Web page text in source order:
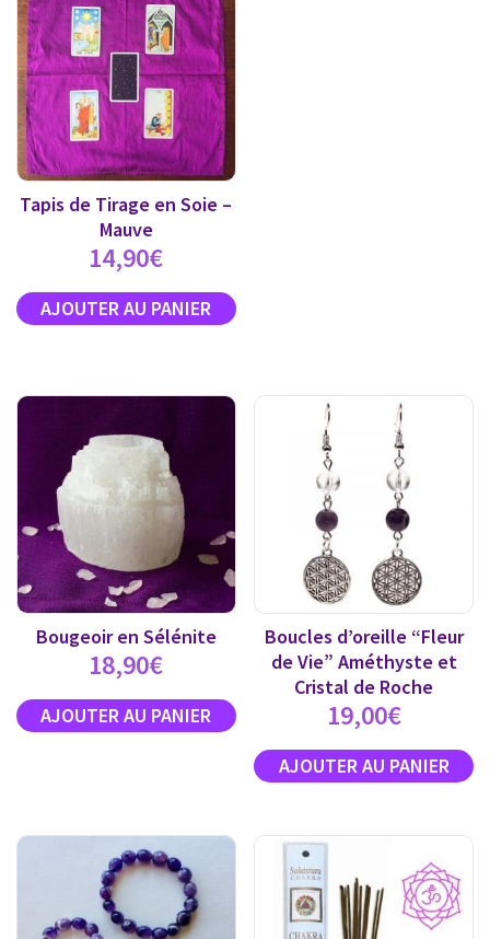
Tapis de Tirage en Soie –
Mauve
14,90€
Bougeoir en Sélénite
18,90€
Boucles d’oreille “Fleur
de Vie” Améthyste et
Cristal de Roche
19,00€